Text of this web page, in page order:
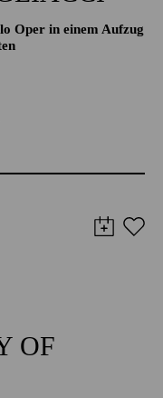
Oper in einem Aufzug
OF